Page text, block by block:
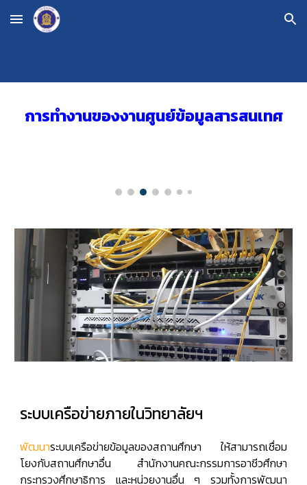
Skip to main content Skip to navigation
การทำงานของงานศูนย์ข้อมูลสารสนเทศ
ระบบเครือข่ายภายในวิทยาลัยฯ
พัฒนาระบบเครือข่ายข้อมูลของสถานศึกษา ให้สามารถเชื่อม
โยงกับสถานศึกษาอื่น สำนักงานคณะกรรมการอาชีวศึกษา
กระทรวงศึกษาธิการ และหน่วยงานอื่น ๆ รวมทั้งการพัฒนา